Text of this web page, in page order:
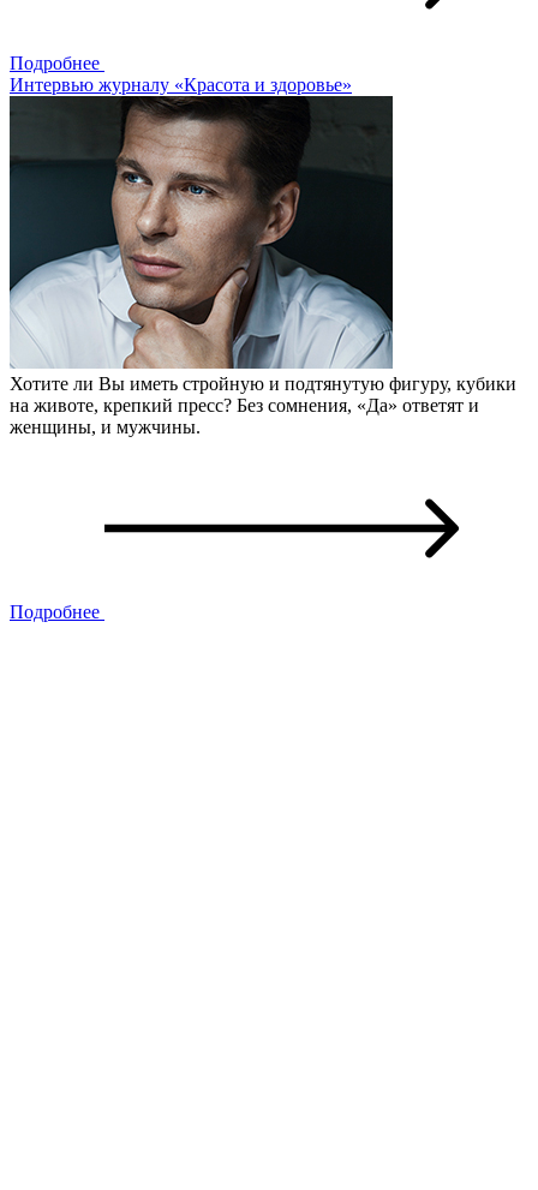
Подробнее
Интервью журналу «Красота и здоровье»
Хотите ли Вы иметь стройную и подтянутую фигуру, кубики
на животе, крепкий пресс? Без сомнения, «Да» ответят и
женщины, и мужчины.
Подробнее